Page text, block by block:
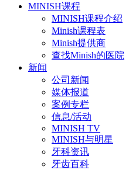
MINISH课程
MINISH课程介绍
Minish课程表
Minish提供商
查找Minish的医院
新闻
公司新闻
媒体报道
案例专栏
信息/活动
MINISH TV
MINISH与明星
牙科资讯
牙齿百科